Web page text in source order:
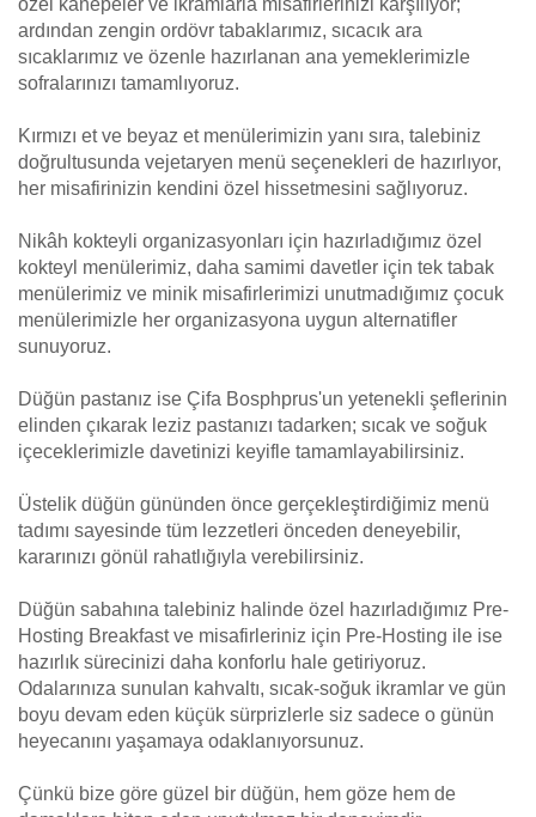
özel kanepeler ve ikramlarla misafirlerinizi karşılıyor;
ardından zengin ordövr tabaklarımız, sıcacık ara
sıcaklarımız ve özenle hazırlanan ana yemeklerimizle
sofralarınızı tamamlıyoruz.
Kırmızı et ve beyaz et menülerimizin yanı sıra, talebiniz
doğrultusunda vejetaryen menü seçenekleri de hazırlıyor,
her misafirinizin kendini özel hissetmesini sağlıyoruz.
Nikâh kokteyli organizasyonları için hazırladığımız özel
kokteyl menülerimiz, daha samimi davetler için tek tabak
menülerimiz ve minik misafirlerimizi unutmadığımız çocuk
menülerimizle her organizasyona uygun alternatifler
sunuyoruz.
Düğün pastanız ise Çifa Bosphprus'un yetenekli şeflerinin
elinden çıkarak leziz pastanızı tadarken; sıcak ve soğuk
içeceklerimizle davetinizi keyifle tamamlayabilirsiniz.
Üstelik düğün gününden önce gerçekleştirdiğimiz menü
tadımı sayesinde tüm lezzetleri önceden deneyebilir,
kararınızı gönül rahatlığıyla verebilirsiniz.
Düğün sabahına talebiniz halinde özel hazırladığımız Pre-
Hosting Breakfast ve misafirleriniz için Pre-Hosting ile ise
hazırlık sürecinizi daha konforlu hale getiriyoruz.
Odalarınıza sunulan kahvaltı, sıcak-soğuk ikramlar ve gün
boyu devam eden küçük sürprizlerle siz sadece o günün
heyecanını yaşamaya odaklanıyorsunuz.
Çünkü bize göre güzel bir düğün, hem göze hem de